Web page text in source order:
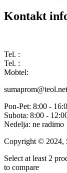
Kontakt
Tel. :
Tel. :
Mobtel:
sumaprom@teol.net
Pon-Pet: 8:00 -
Subota: 8:00 -
Nedelja: ne radimo
Copyright © 2024,
Select at least 2
to compare